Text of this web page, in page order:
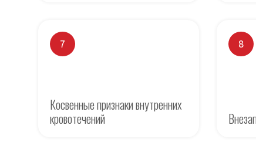
7
Косвенные признаки внутренних
кровотечений
8